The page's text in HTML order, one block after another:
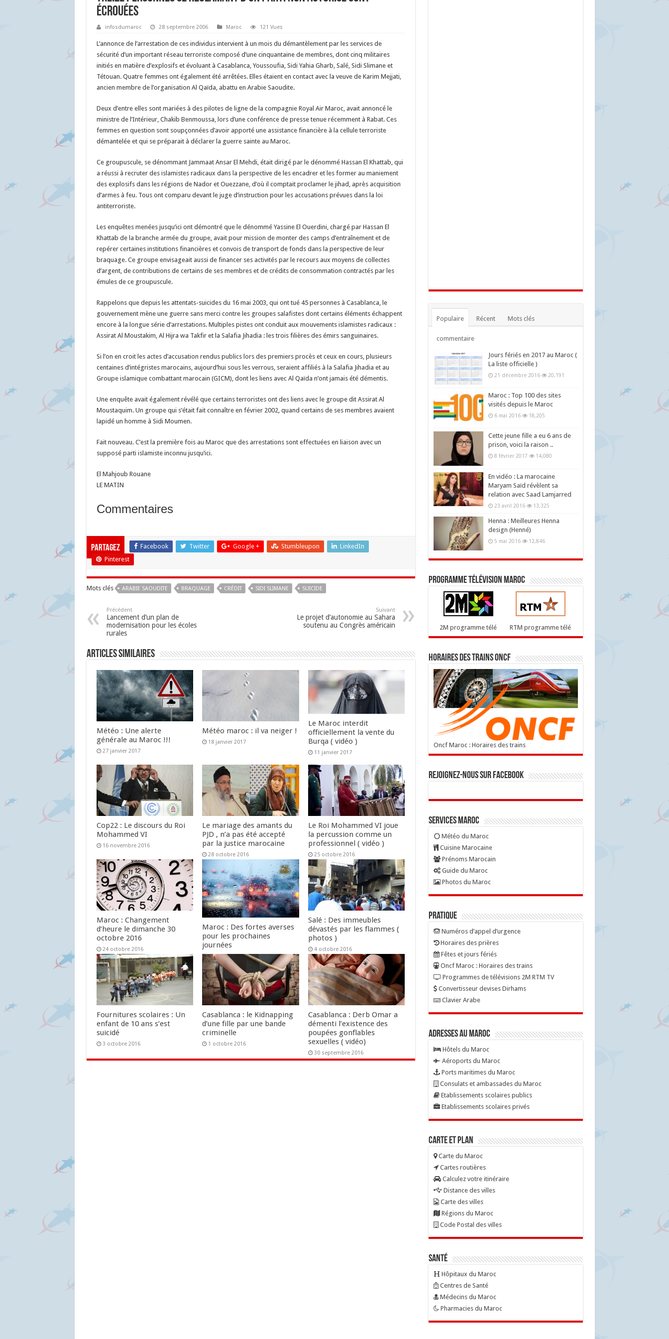
écrouées
infosdumaroc 28 septembre 2006 Maroc 121 Vues
L’annonce de l’arrestation de ces individus intervient à un mois du démantèlement par les services de
sécurité d’un important réseau terroriste composé d’une cinquantaine de membres, dont cinq militaires
initiés en matière d’explosifs et évoluant à Casablanca, Youssoufia, Sidi Yahia Gharb, Salé, Sidi Slimane et
Tétouan. Quatre femmes ont également été arrêtées. Elles étaient en contact avec la veuve de Karim Mejjati,
ancien membre de l’organisation Al Qaïda, abattu en Arabie Saoudite.
Deux d’entre elles sont mariées à des pilotes de ligne de la compagnie Royal Air Maroc, avait annoncé le
ministre de l’Intérieur, Chakib Benmoussa, lors d’une conférence de presse tenue récemment à Rabat. Ces
femmes en question sont soupçonnées d’avoir apporté une assistance financière à la cellule terroriste
démantelée et qui se préparait à déclarer la guerre sainte au Maroc.
Ce groupuscule, se dénommant Jammaat Ansar El Mehdi, était dirigé par le dénommé Hassan El Khattab, qui
a réussi à recruter des islamistes radicaux dans la perspective de les encadrer et les former au maniement
des explosifs dans les régions de Nador et Ouezzane, d’où il comptait proclamer le jihad, après acquisition
d’armes à feu. Tous ont comparu devant le juge d’instruction pour les accusations prévues dans la loi
antiterroriste.
Les enquêtes menées jusqu’ici ont démontré que le dénommé Yassine El Ouerdini, chargé par Hassan El
Khattab de la branche armée du groupe, avait pour mission de monter des camps d’entraînement et de
repérer certaines institutions financières et convois de transport de fonds dans la perspective de leur
braquage. Ce groupe envisageait aussi de financer ses activités par le recours aux moyens de collectes
d’argent, de contributions de certains de ses membres et de crédits de consommation contractés par les
émules de ce groupuscule.
Rappelons que depuis les attentats-suicides du 16 mai 2003, qui ont tué 45 personnes à Casablanca, le
gouvernement mène une guerre sans merci contre les groupes salafistes dont certains éléments échappent
encore à la longue série d’arrestations. Multiples pistes ont conduit aux mouvements islamistes radicaux :
Assirat Al Moustakim, Al Hijra wa Takfir et la Salafia Jihadia : les trois filières des émirs sanguinaires.
Si l’on en croit les actes d’accusation rendus publics lors des premiers procès et ceux en cours, plusieurs
centaines d’intégristes marocains, aujourd’hui sous les verrous, seraient affiliés à la Salafia Jihadia et au
Groupe islamique combattant marocain (GICM), dont les liens avec Al Qaïda n’ont jamais été démentis.
Une enquête avait également révélé que certains terroristes ont des liens avec le groupe dit Assirat Al
Moustaquim. Un groupe qui s’était fait connaître en février 2002, quand certains de ses membres avaient
lapidé un homme à Sidi Moumen.
Fait nouveau. C’est la première fois au Maroc que des arrestations sont effectuées en liaison avec un
supposé parti islamiste inconnu jusqu’ici.
El Mahjoub Rouane
LE MATIN
Commentaires
Partagez Facebook Twitter Google + Stumbleupon
LinkedIn
Pinterest
Mots clés ARABIE SAOUDITE BRAQUAGE CRÉDIT SIDI SLIMANE SUICIDE
Précédent
Lancement d’un plan de
modernisation pour les écoles
rurales
Suivant
Le projet d’autonomie au Sahara
soutenu au Congrès américain
Articles similaires
Météo : Une alerte
générale au Maroc !!!
27 janvier 2017
Météo maroc : il va neiger !
18 janvier 2017
Le Maroc interdit
officiellement la vente du
Burqa ( vidéo )
11 janvier 2017
Cop22 : Le discours du Roi
Mohammed VI
16 novembre 2016
Le mariage des amants du
PJD , n’a pas été accepté
par la justice marocaine
28 octobre 2016
Le Roi Mohammed VI joue
la percussion comme un
professionnel ( vidéo )
25 octobre 2016
Maroc : Changement
d’heure le dimanche 30
octobre 2016
24 octobre 2016
Maroc : Des fortes averses
pour les prochaines
journées
24 octobre 2016
Salé : Des immeubles
dévastés par les flammes (
photos )
4 octobre 2016
Fournitures scolaires : Un
enfant de 10 ans s’est
suicidé
3 octobre 2016
Casablanca : le Kidnapping
d’une fille par une bande
criminelle
1 octobre 2016
Casablanca : Derb Omar a
démenti l’existence des
poupées gonflables
sexuelles ( vidéo)
30 septembre 2016
Populaire Récent Mots clés
commentaire
Jours fériés en 2017 au Maroc (
La liste officielle )
21 décembre 2016 20,191
Maroc : Top 100 des sites
visités depuis le Maroc
6 mai 2016 18,205
Cette jeune fille a eu 6 ans de
prison, voici la raison ..
8 février 2017 14,080
En vidéo : La marocaine
Maryam Saïd révèlent sa
relation avec Saad Lamjarred
23 avril 2016 13,325
Henna : Meilleures Henna
design (Henné)
5 mai 2016 12,846
Programme télévision maroc
2M programme télé RTM programme télé
Horaires des trains ONCF
Oncf Maroc : Horaires des trains
Rejoignez-nous sur Facebook
Services Maroc
Météo du Maroc
Cuisine Marocaine
Prénoms Marocain
Guide du Maroc
Photos du Maroc
Pratique
Numéros d’appel d’urgence
Horaires des prières
Fêtes et jours fériés
Oncf Maroc : Horaires des trains
Programmes de télévisions 2M RTM TV
Convertisseur devises Dirhams
Clavier Arabe
Adresses au Maroc
Hôtels du Maroc
Aéroports du Maroc
Ports maritimes du Maroc
Consulats et ambassades du Maroc
Etablissements scolaires publics
Etablissements scolaires privés
Carte et Plan
Carte du Maroc
Cartes routières
Calculez votre itinéraire
Distance des villes
Carte des villes
Régions du Maroc
Code Postal des villes
Santé
Hôpitaux du Maroc
Centres de Santé
Médecins du Maroc
Pharmacies du Maroc